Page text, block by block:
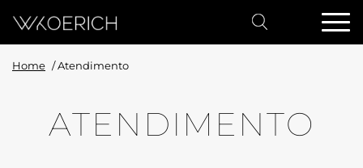
Home /Atendimento
ATENDIMENTO